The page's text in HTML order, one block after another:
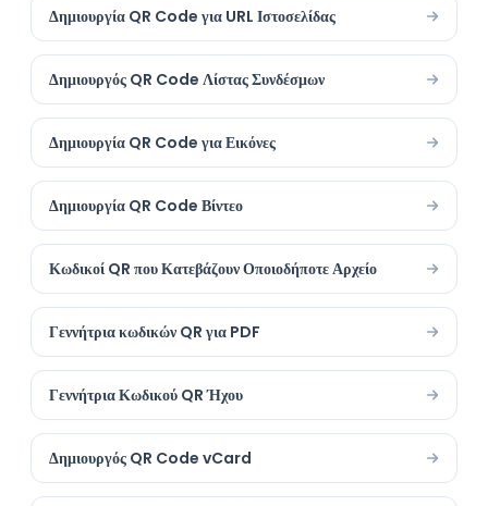
Δημιουργία QR Code για URL Ιστοσελίδας
Δημιουργός QR Code Λίστας Συνδέσμων
Δημιουργία QR Code για Εικόνες
Δημιουργία QR Code Βίντεο
Κωδικοί QR που Κατεβάζουν Οποιοδήποτε Αρχείο
Γεννήτρια κωδικών QR για PDF
Γεννήτρια Κωδικού QR Ήχου
Δημιουργός QR Code vCard